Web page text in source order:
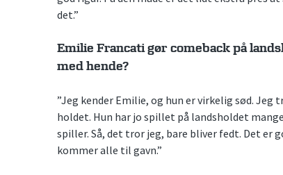
det.”
Emilie Francati gør comeback på
med hende?
”Jeg kender Emilie, og hun er virkelig sød.
holdet. Hun har jo spillet på landsholdet
spiller. Så, det tror jeg, bare bliver fedt. Det
kommer alle til gavn.”